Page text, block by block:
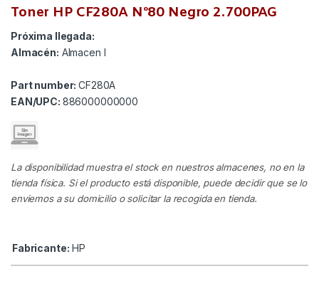
Toner HP CF280A Nº80 Negro 2.700PAG
Próxima llegada:
Almacén: Almacen I
Part number:CF280A
EAN/UPC: 886000000000
La disponibilidad muestra el stock en nuestros almacenes, no en la
tienda física. Si el producto está disponible, puede decidir que se lo
enviemos a su domicilio o solicitar la recogida en tienda.
Fabricante: HP